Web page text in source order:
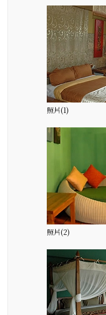
照片(1)
照片(2)